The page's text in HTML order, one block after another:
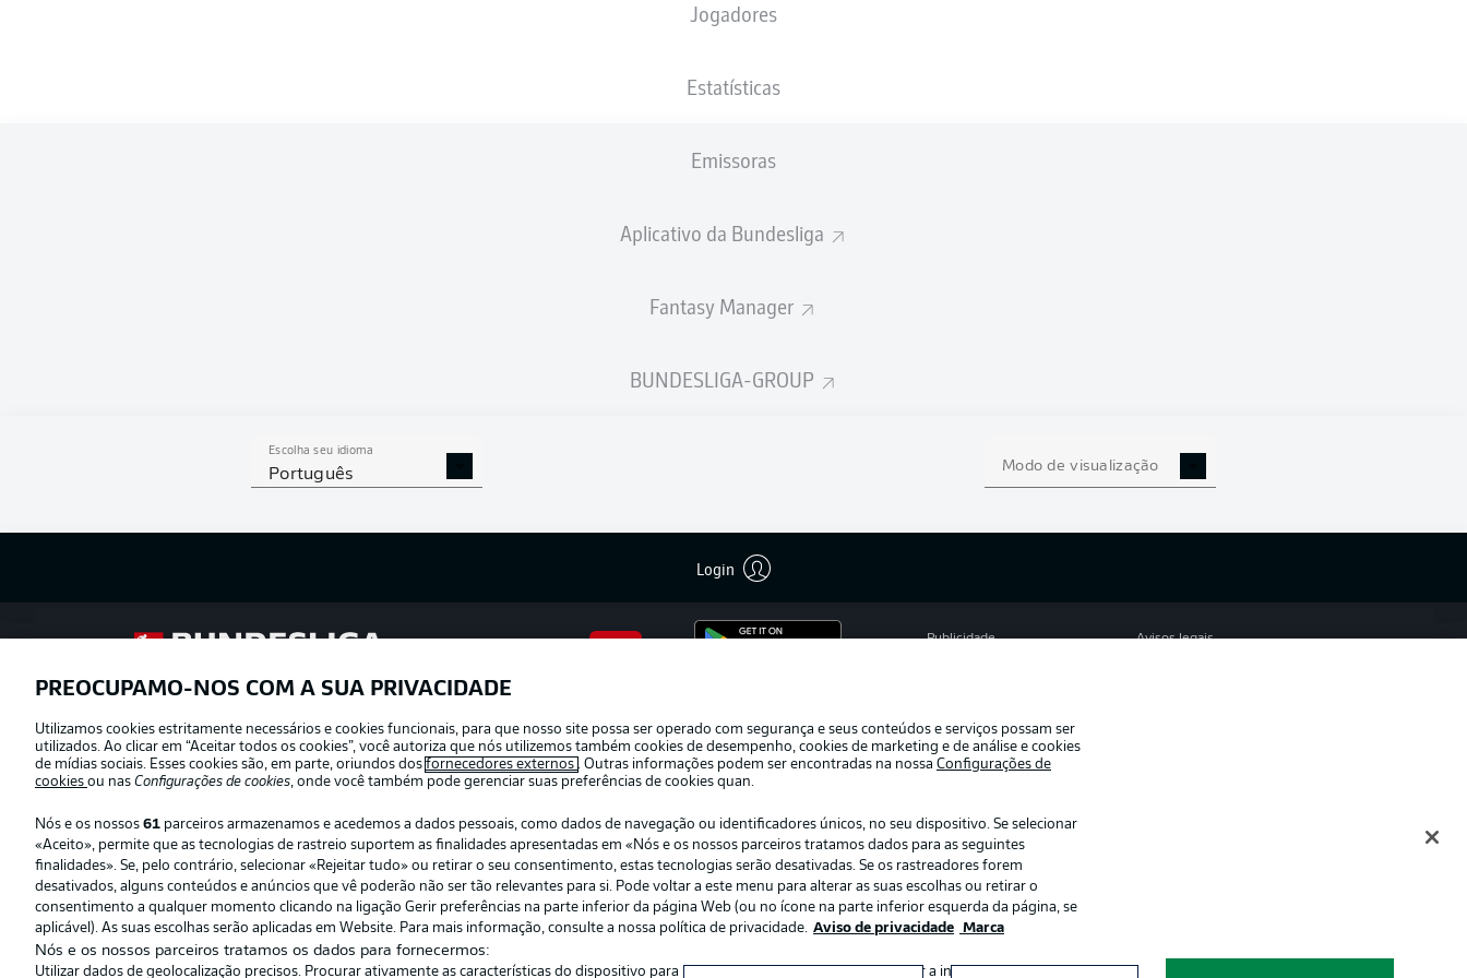
Jogadores
Estatísticas
Emissoras
Aplicativo da Bundesliga
Fantasy Manager
BUNDESLIGA-GROUP
Escolha seu idioma
Português Modo de visualização
Login
Publicidade
Football as it’s meant to be
Oferecido por
Publicidade Avisos legais
Trabalhe conosco
Escolha seu idioma
PREOCUPAMO-NOS COM A SUA PRIVACIDADE
Utilizamos cookies estritamente necessários e cookies funcionais, para que nosso site possa ser operado com segurança e seus conteúdos e serviços possam ser
utilizados. Ao clicar em “Aceitar todos os cookies”, você autoriza que nós utilizemos também cookies de desempenho, cookies de marketing e de análise e cookies
de mídias sociais. Esses cookies são, em parte, oriundos dos fornecedores externos . Outras informações podem ser encontradas na nossa Configurações de
cookies ou nas Configurações de cookies, onde você também pode gerenciar suas preferências de cookies quan.
Nós e os nossos 61 parceiros armazenamos e acedemos a dados pessoais, como dados de navegação ou identificadores únicos, no seu dispositivo. Se selecionar
«Aceito», permite que as tecnologias de rastreio suportem as finalidades apresentadas em «Nós e os nossos parceiros tratamos dados para as seguintes
finalidades». Se, pelo contrário, selecionar «Rejeitar tudo» ou retirar o seu consentimento, estas tecnologias serão desativadas. Se os rastreadores forem
desativados, alguns conteúdos e anúncios que vê poderão não ser tão relevantes para si. Pode voltar a este menu para alterar as suas escolhas ou retirar o
consentimento a qualquer momento clicando na ligação Gerir preferências na parte inferior da página Web (ou no ícone na parte inferior esquerda da página, se
aplicável). As suas escolhas serão aplicadas em Website. Para mais informação, consulte a nossa política de privacidade. Aviso de privacidade Marca
Nós e os nossos parceiros tratamos os dados para fornecermos:
Utilizar dados de geolocalização precisos. Procurar ativamente as características do dispositivo para identificação. Armazenar e/ou aceder a informações num